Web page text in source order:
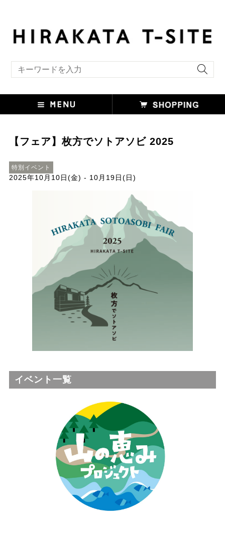
【フェア】枚方でソトアソビ 2025
特別イベント
2025年10月10日(金) - 10月19日(日)
イベント一覧